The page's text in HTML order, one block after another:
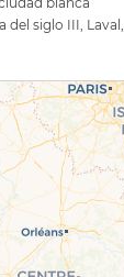
del siglo III, Laval,